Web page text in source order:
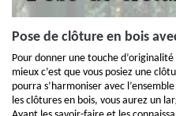
Pose de clôture en bois
Pour donner une touche
mieux c’est que vous posiez une
pourra s’harmoniser avec
les clôtures en bois, vous aurez un